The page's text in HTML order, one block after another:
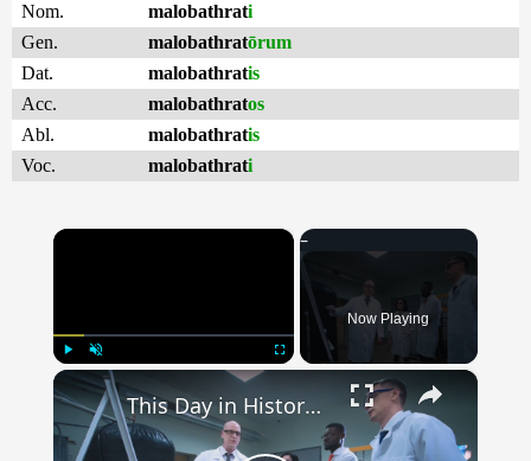
Nom.
malobathrati
Gen.
malobathratōrum
Dat.
malobathratis
Acc.
malobathratos
Abl.
malobathratis
Voc.
malobathrati
×
Unmute
Now Playing
×
This Day in History: August 29th